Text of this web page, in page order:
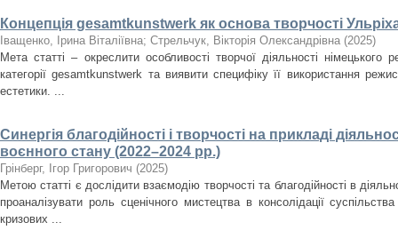
Концепція gesamtkunstwerk як основа творчості
Іващенко, Ірина Віталіївна; Стрельчук, Вікторія Олександрівна (2025)
Мета статті – окреслити особливості творчої діяльності
категорії gesamtkunstwerk та виявити специфіку її використання
естетики. ...
Синергія благодійності і творчості на прикладі
воєнного стану (2022–2024 рр.)
Грінберг, Ігор Григорович (2025)
Метою статті є дослідити взаємодію творчості та благодійності в
проаналізувати роль сценічного мистецтва в консолідації
кризових ...